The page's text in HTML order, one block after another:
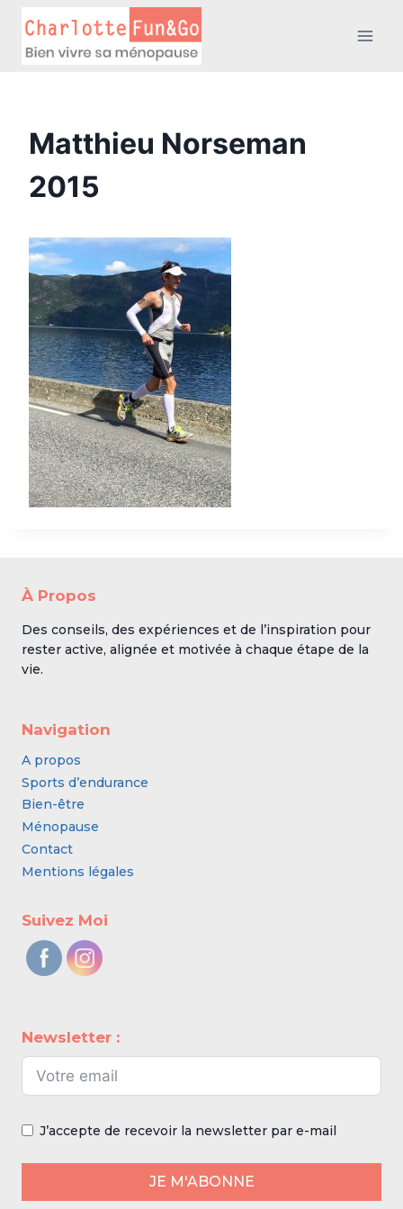
contenu
Matthieu Norseman
2015
À Propos
Des conseils, des expériences et de l’inspiration pour
rester active, alignée et motivée à chaque étape de la
vie.
Navigation
A propos
Sports d’endurance
Bien-être
Ménopause
Contact
Mentions légales
Suivez Moi
Newsletter :
J’accepte de recevoir la newsletter par e-mail
JE M'ABONNE